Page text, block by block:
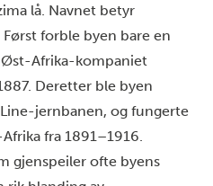
lå. Navnet betyr
forble byen bare en
Afrika-kompaniet
Deretter ble byen
jernbanen, og fungerte
fra 1891–1916.
gjenspeiler ofte byens